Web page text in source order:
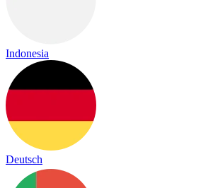
Indonesia
Deutsch